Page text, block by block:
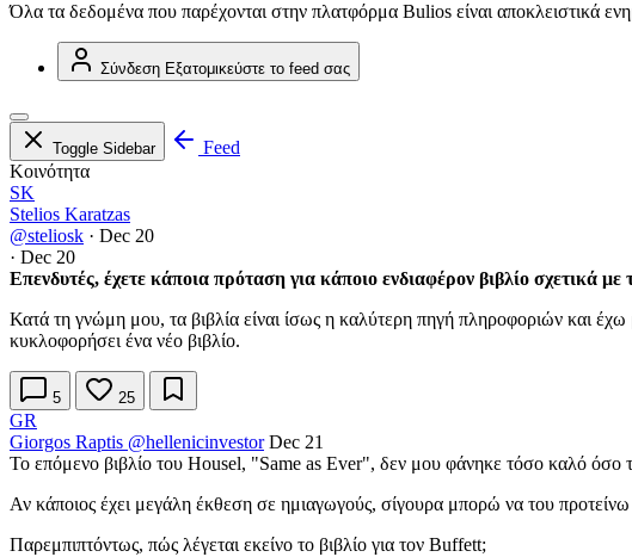
Όλα τα δεδομένα που παρέχονται στην πλατφόρμα Bulios είναι αποκλειστικά
Σύνδεση Εξατομικεύστε το feed σας
Toggle Sidebar
Feed
Κοινότητα
SK
Stelios Karatzas
@steliosk · Dec 20
· Dec 20
Επενδυτές, έχετε κάποια πρόταση για κάποιο ενδιαφέρον βιβλίο σχετικά
Κατά τη γνώμη μου, τα βιβλία είναι ίσως η καλύτερη πηγή πληροφοριών και
κυκλοφορήσει ένα νέο βιβλίο.
5 25
GR
Giorgos Raptis @hellenicinvestor Dec 21
Το επόμενο βιβλίο του Housel, "Same as Ever", δεν μου φάνηκε τόσο καλό
Αν κάποιος έχει μεγάλη έκθεση σε ημιαγωγούς, σίγουρα μπορώ να του
Παρεμπιπτόντως, πώς λέγεται εκείνο το βιβλίο για τον Buffett;